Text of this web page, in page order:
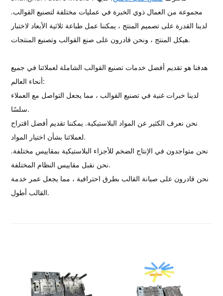
مجموعة من العمال ذوي الخبرة في عمليات مختلفة لتصنيع القوالب.
لدينا القدرة على تصميم المنتج ، يمكننا عمل طباعة ثلاثية الأبعاد لاختبار
هيكل المنتج ، ونحن قادرون على صنع القوالب وتصنيع المنتجات.
هدفنا هو تقديم أفضل خدمات تصنيع القوالب الشاملة لعملائنا في جميع
أنحاء العالم:
لدينا خبرات غنية في تصنيع القوالب ، مما يجعل التواصل مع العملاء
سلسًا.
نحن نعرف الكثير عن المواد البلاستيكية. يمكننا تقديم أفضل اقتراح
لعملائنا بشأن اختيار المواد.
نحن متواجدون في الإنتاج الضخم للأجزاء البلاستيكية بمقاييس مختلفة.
نحن نقبل مقاييس النظام المختلفة.
نحن قادرون على صيانة القالب بطرق احترافية ، مما يجعل عمر خدمة
القالب أطول.